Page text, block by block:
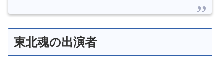
東北魂の出演者